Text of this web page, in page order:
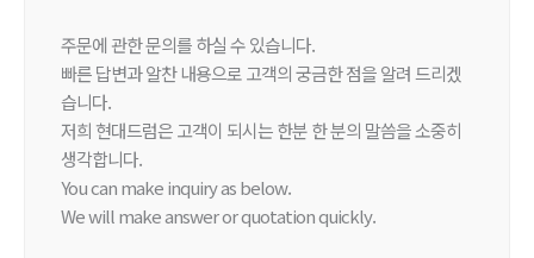
주문에 관한 문의를 하실 수 있습니다.
빠른 답변과 알찬 내용으로 고객의 궁금한 점을 알려 드리겠
습니다.
저희 현대드럼은 고객이 되시는 한분 한 분의 말씀을 소중히
생각합니다.
You can make inquiry as below.
We will make answer or quotation quickly.